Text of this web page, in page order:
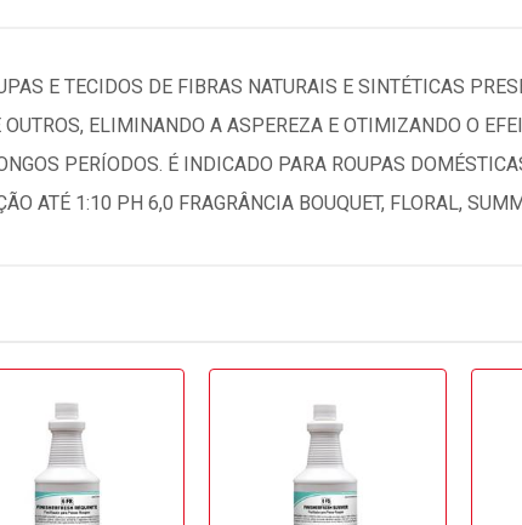
E TECIDOS DE FIBRAS NATURAIS E SINTÉTICAS
OUTROS, ELIMINANDO A ASPEREZA E OTIMIZANDO O
PERÍODOS. É INDICADO PARA ROUPAS
ATÉ 1:10 PH 6,0 FRAGRÂNCIA BOUQUET, FLORAL,